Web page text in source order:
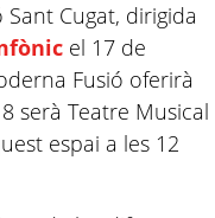
Cugat, dirigida
el 17 de
Fusió oferirà
serà Teatre Musical
espai a les 12